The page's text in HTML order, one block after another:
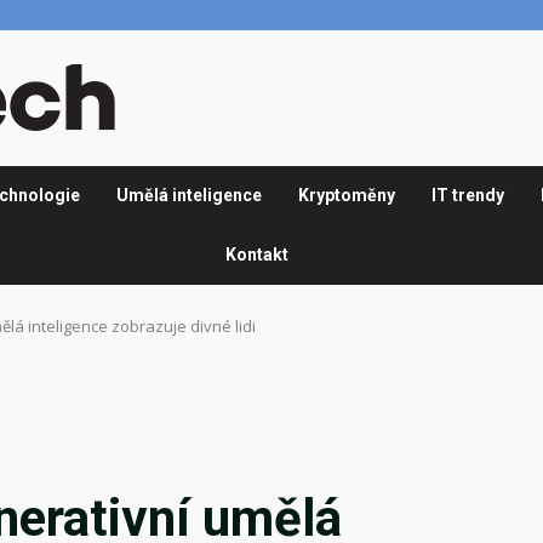
Umělá inteligence Kryptoměny IT trendy
Kontakt
inteligence zobrazuje divné lidi
umělá